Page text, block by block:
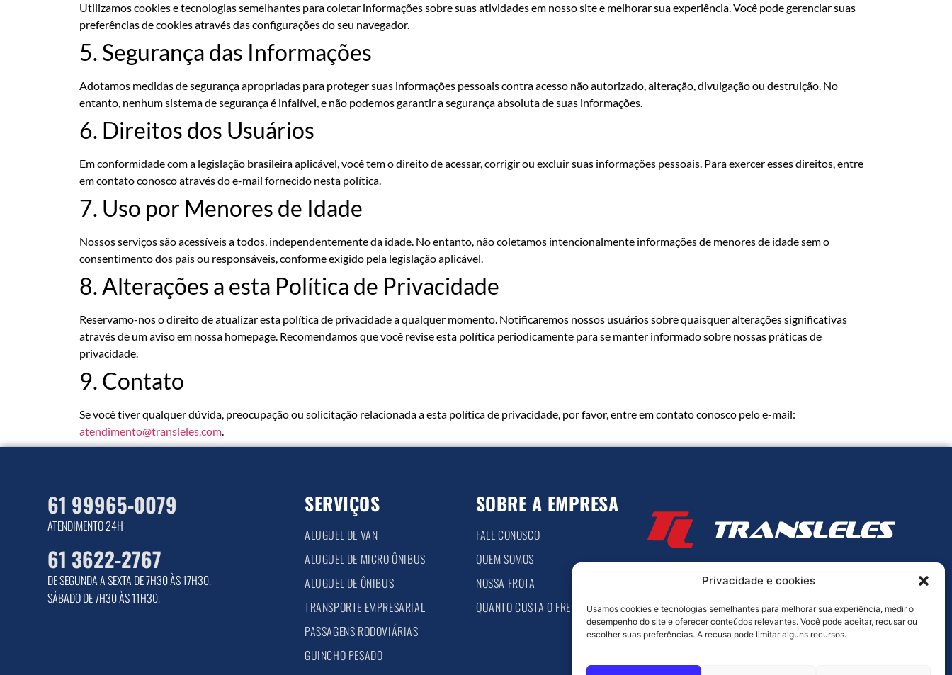
Privacidade e cookies
Usamos cookies e tecnologias semelhantes para melhorar sua experiência, medir o
desempenho do site e oferecer conteúdos relevantes. Você pode aceitar, recusar ou
escolher suas preferências. A recusa pode limitar alguns recursos.
Utilizamos cookies e tecnologias semelhantes para coletar informações sobre suas atividades em nosso site e melhorar sua experiência. Você pode gerenciar suas
preferências de cookies através das configurações do seu navegador.
5. Segurança das Informações
Adotamos medidas de segurança apropriadas para proteger suas informações pessoais contra acesso não autorizado, alteração, divulgação ou destruição. No
entanto, nenhum sistema de segurança é infalível, e não podemos garantir a segurança absoluta de suas informações.
6. Direitos dos Usuários
Em conformidade com a legislação brasileira aplicável, você tem o direito de acessar, corrigir ou excluir suas informações pessoais. Para exercer esses direitos, entre
em contato conosco através do e-mail fornecido nesta política.
7. Uso por Menores de Idade
Nossos serviços são acessíveis a todos, independentemente da idade. No entanto, não coletamos intencionalmente informações de menores de idade sem o
consentimento dos pais ou responsáveis, conforme exigido pela legislação aplicável.
8. Alterações a esta Política de Privacidade
Reservamo-nos o direito de atualizar esta política de privacidade a qualquer momento. Notificaremos nossos usuários sobre quaisquer alterações significativas
através de um aviso em nossa homepage. Recomendamos que você revise esta política periodicamente para se manter informado sobre nossas práticas de
privacidade.
9. Contato
Se você tiver qualquer dúvida, preocupação ou solicitação relacionada a esta política de privacidade, por favor, entre em contato conosco pelo e-mail:
atendimento@transleles.com.
61 99965-0079
ATENDIMENTO 24H
61 3622-2767
DE SEGUNDA A SEXTA DE 7H30 ÀS 17H30.
SÁBADO DE 7H30 ÀS 11H30.
SERVIÇOS
ALUGUEL DE VAN
ALUGUEL DE MICRO ÔNIBUS
ALUGUEL DE ÔNIBUS
TRANSPORTE EMPRESARIAL
PASSAGENS RODOVIÁRIAS
GUINCHO PESADO
SOBRE A EMPRESA
FALE CONOSCO
QUEM SOMOS
NOSSA FROTA
QUANTO CUSTA O FRETAMENTO
RUA FAGUNDES VARELA, QUADRA 63, LOTES 07/18,
PARQUE ESTRELA DALVA I, LUZIÂNIA/GO, CEP: 72.804-190